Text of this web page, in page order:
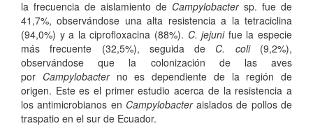
la frecuencia de aislamiento de Campylobactersp. fue de
41,7%, observándose una alta resistencia a la tetraciclina
(94,0%) y a la ciprofloxacina (88%). C. jejunifue la especie
más frecuente (32,5%), seguida de C. coli(9,2%),
observándose que la colonización de las aves
por Campylobacterno es dependiente de la región de
origen. Este es el primer estudio acerca de la resistencia a
los antimicrobianos en Campylobacteraislados de pollos de
traspatio en el sur de Ecuador.